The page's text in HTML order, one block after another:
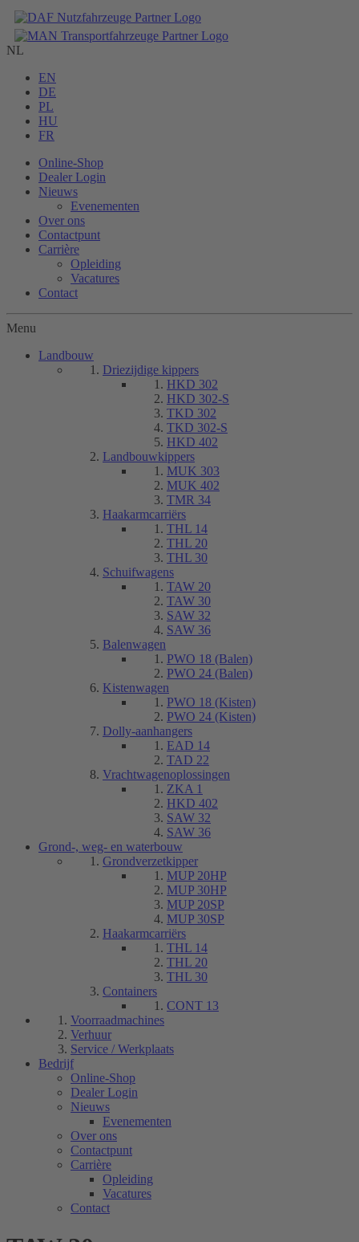
NL
EN
DE
PL
HU
FR
Online-Shop
Dealer Login
Nieuws
Evenementen
Over ons
Contactpunt
Carrière
Opleiding
Vacatures
Contact
Menu
Landbouw
Driezijdige kippers
HKD 302
HKD 302-S
TKD 302
TKD 302-S
HKD 402
Landbouwkippers
MUK 303
MUK 402
TMR 34
Haakarmcarriërs
THL 14
THL 20
THL 30
Schuifwagens
TAW 20
TAW 30
SAW 32
SAW 36
Balenwagen
PWO 18 (Balen)
PWO 24 (Balen)
Kistenwagen
PWO 18 (Kisten)
PWO 24 (Kisten)
Dolly-aanhangers
EAD 14
TAD 22
Vrachtwagenoplossingen
ZKA 1
HKD 402
SAW 32
SAW 36
Grond-, weg- en waterbouw
Grondverzetkipper
MUP 20HP
MUP 30HP
MUP 20SP
MUP 30SP
Haakarmcarriërs
THL 14
THL 20
THL 30
Containers
CONT 13
Voorraadmachines
Verhuur
Service / Werkplaats
Bedrijf
Online-Shop
Dealer Login
Nieuws
Evenementen
Over ons
Contactpunt
Carrière
Opleiding
Vacatures
Contact